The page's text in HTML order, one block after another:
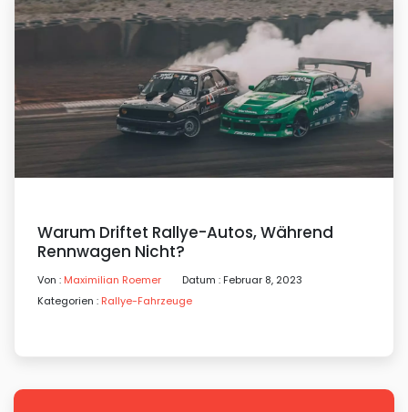
Warum Driftet Rallye-Autos, Während
Rennwagen Nicht?
Von : Maximilian Roemer
Datum : Februar 8, 2023
Kategorien : Rallye-Fahrzeuge